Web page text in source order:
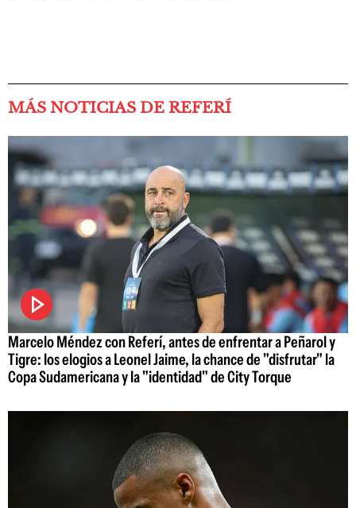
MÁS NOTICIAS DE REFERÍ
Marcelo Méndez con Referí, antes de enfrentar a Peñarol y
Tigre: los elogios a Leonel Jaime, la chance de "disfrutar" la
Copa Sudamericana y la "identidad" de City Torque